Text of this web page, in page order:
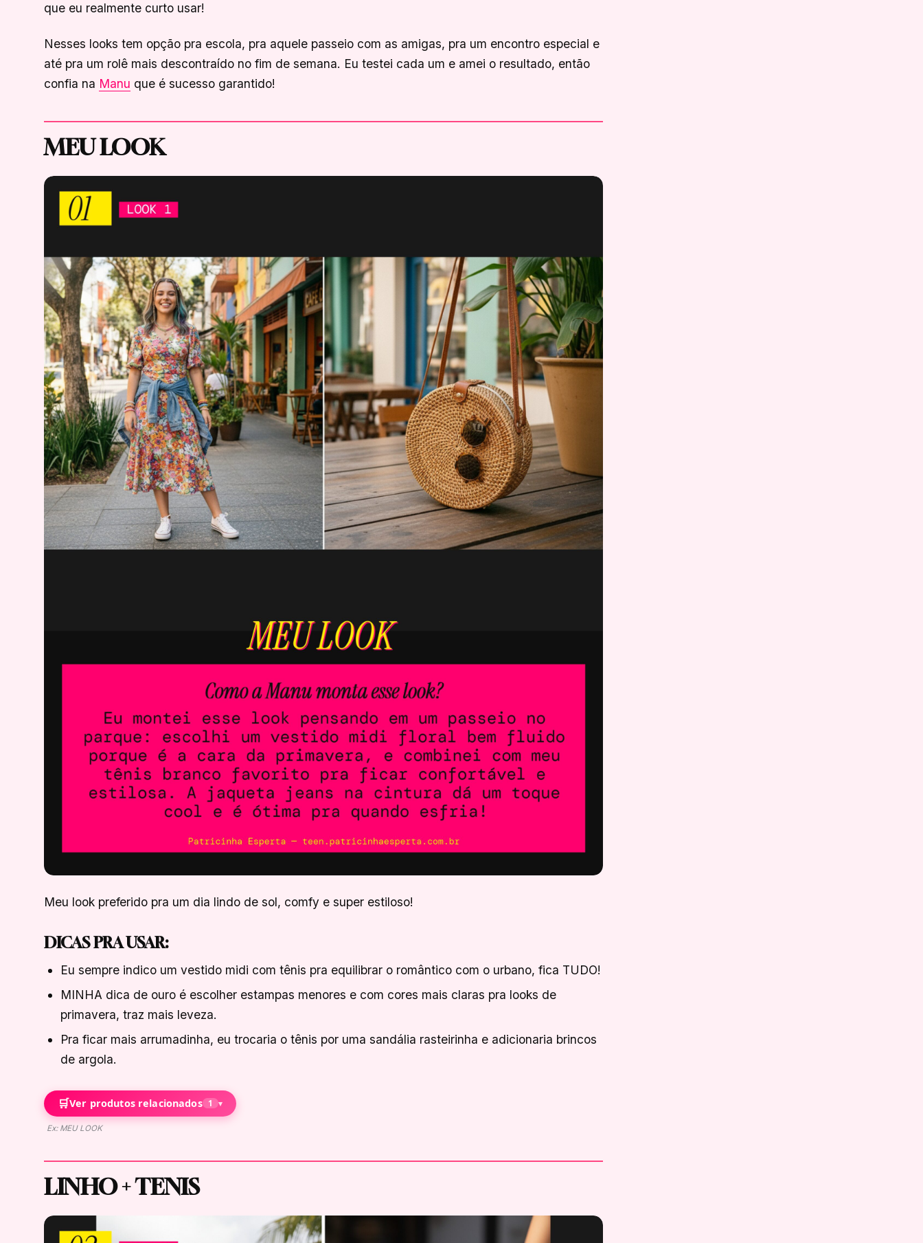
que eu realmente curto usar!
Nesses looks tem opção pra escola, pra aquele passeio com as amigas, pra um encontro especial e
até pra um rolê mais descontraído no fim de semana. Eu testei cada um e amei o resultado, então
confia na Manu que é sucesso garantido!
MEU LOOK
Meu look preferido pra um dia lindo de sol, comfy e super estiloso!
DICAS PRA USAR:
Eu sempre indico um vestido midi com tênis pra equilibrar o romântico com o urbano, fica TUDO!
MINHA dica de ouro é escolher estampas menores e com cores mais claras pra looks de
primavera, traz mais leveza.
Pra ficar mais arrumadinha, eu trocaria o tênis por uma sandália rasteirinha e adicionaria brincos
de argola.
🛒Ver produtos relacionados 1 ▾
Ex: MEU LOOK
LINHO + TENIS